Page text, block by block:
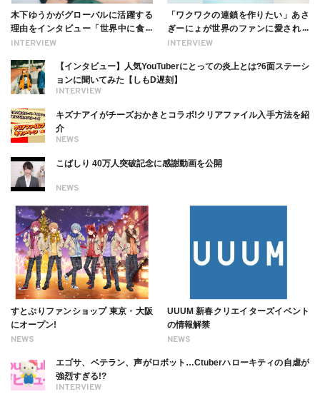
INTERVIEW
木下ゆうかがグローバルに活躍する
理由をインタビュー「世界中に食べ
る幸せを伝えたい」新事務所加入に
INTERVIEW
「ワクワクの連鎖を作りたい」あさ
ぎーにょが世界のファンに愛される
理由【インタビュー】
INTERVIEW
【インタビュー】人気YouTuberにとっての炎上とは?6面ステーシ
ョンに聞いてみた【しもD遅刻】
NEWS
キズナアイがチーズおかきとコラボ!クリアファイル入手方法を紹
介
NEWS
こばしり 40万人突破記念に感謝動画を公開
NEWS
すとぷりファンショップ 東京・大阪
にオープン!
NEWS
UUUM 新春クリエイターズイベント
の情報解禁
INTERVIEW
エゴサ、ベテラン、声がロボット…Ctuberハローキティの自虐が
強烈すぎる!?